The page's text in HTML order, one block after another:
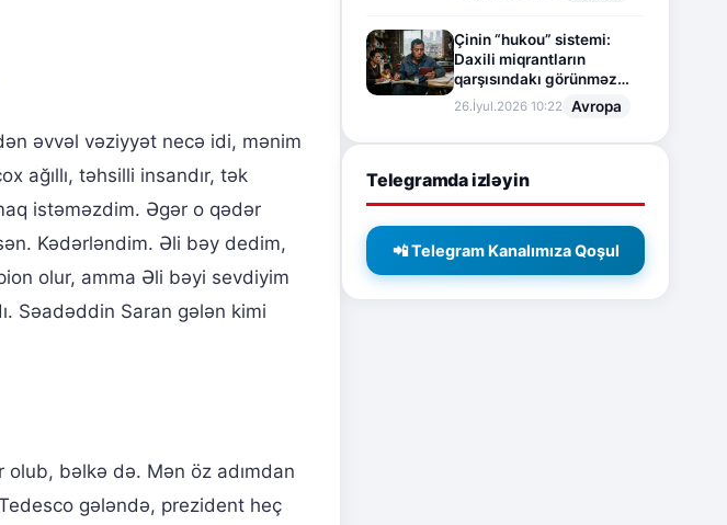
əvvəl vəziyyət necə idi, mənim
ağıllı, təhsilli insandır, tək
istəməzdim. Əgər o qədər
Kədərləndim. Əli bəy dedim,
olur, amma Əli bəyi sevdiyim
Səadəddin Saran gələn kimi
bəlkə də. Mən öz adımdan
Tedesco gələndə, prezident heç
Çinin “hukou” sistemi:
Daxili miqrantların
qarşısındakı görünməz
sədd
26.İyul.2026 10:22 Avropa
Telegramda izləyin
📲 Telegram Kanalımıza Qoşul